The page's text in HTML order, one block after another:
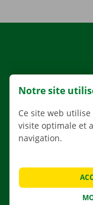
Notre site
Ce site web
visite optimale et
navigation.